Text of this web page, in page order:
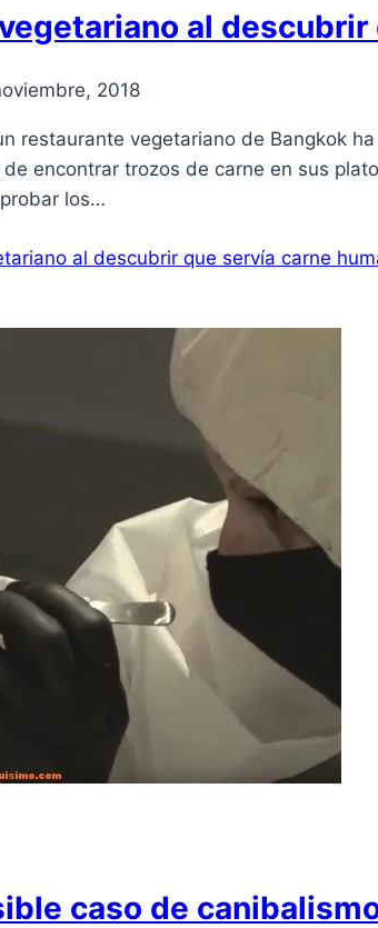
al descubrir
2018
restaurante vegetariano de Bangkok
encontrar trozos de carne en sus
los…
al descubrir que servía carne
caso de